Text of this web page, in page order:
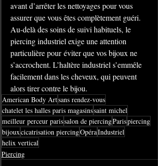
avant d’arrêter les nettoyages pour vous
assurer que vous êtes complètement guéri.
Au-delà des soins de suivi habituels, le
piercing industriel exige une attention
particulière pour éviter que vos bijoux ne
s’accrochent. L’haltère industriel s’emmêle
facilement dans les cheveux, qui peuvent
alors tirer contre le bijou.
American Body Artsans rendez-vous
chatelet les halles paris magasinssaint michel
meilleur perceur parissalon de piercingParispiercing
bijouxcicatrisation piercingOpéraIndustriel
helix vertical
Piercing